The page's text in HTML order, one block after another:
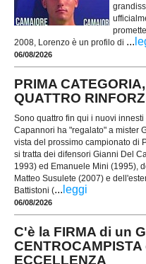
2008, Lorenzo è un profilo di ...
06/08/2026
PRIMA
QUATTRO
Sono quattro fin qui i nuovi innesti
Capannori ha "regalato" a mister
vista del prossimo campionato di
si tratta dei difensori Gianni Del
1993) ed Emanuele Mini (1995),
Matteo Susulete (2007) e
Battistoni (... leggi
06/08/2026
C'è la FIRMA di un
ECCELLENZA